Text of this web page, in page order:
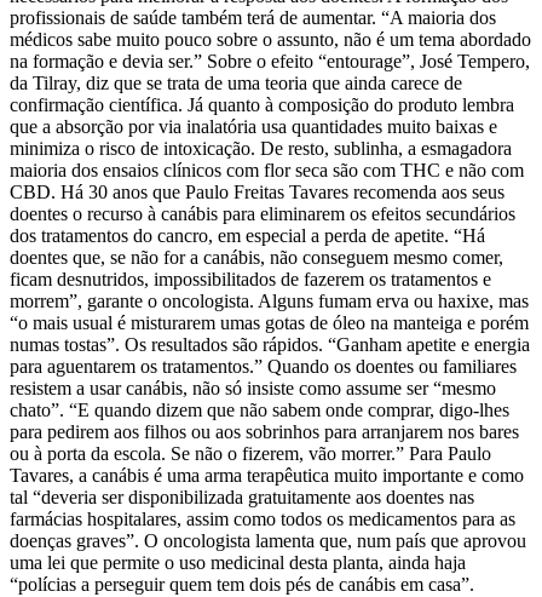
profissionais de saúde também terá de aumentar. “A maioria dos
médicos sabe muito pouco sobre o assunto, não é um tema abordado
na formação e devia ser.” Sobre o efeito “entourage”, José Tempero,
da Tilray, diz que se trata de uma teoria que ainda carece de
confirmação científica. Já quanto à composição do produto lembra
que a absorção por via inalatória usa quantidades muito baixas e
minimiza o risco de intoxicação. De resto, sublinha, a esmagadora
maioria dos ensaios clínicos com flor seca são com THC e não com
CBD. Há 30 anos que Paulo Freitas Tavares recomenda aos seus
doentes o recurso à canábis para eliminarem os efeitos secundários
dos tratamentos do cancro, em especial a perda de apetite. “Há
doentes que, se não for a canábis, não conseguem mesmo comer,
ficam desnutridos, impossibilitados de fazerem os tratamentos e
morrem”, garante o oncologista. Alguns fumam erva ou haxixe, mas
“o mais usual é misturarem umas gotas de óleo na manteiga e porém
numas tostas”. Os resultados são rápidos. “Ganham apetite e energia
para aguentarem os tratamentos.” Quando os doentes ou familiares
resistem a usar canábis, não só insiste como assume ser “mesmo
chato”. “E quando dizem que não sabem onde comprar, digo-lhes
para pedirem aos filhos ou aos sobrinhos para arranjarem nos bares
ou à porta da escola. Se não o fizerem, vão morrer.” Para Paulo
Tavares, a canábis é uma arma terapêutica muito importante e como
tal “deveria ser disponibilizada gratuitamente aos doentes nas
farmácias hospitalares, assim como todos os medicamentos para as
doenças graves”. O oncologista lamenta que, num país que aprovou
uma lei que permite o uso medicinal desta planta, ainda haja
“polícias a perseguir quem tem dois pés de canábis em casa”.